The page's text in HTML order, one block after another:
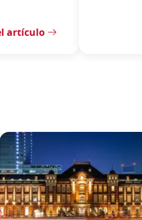
artículo